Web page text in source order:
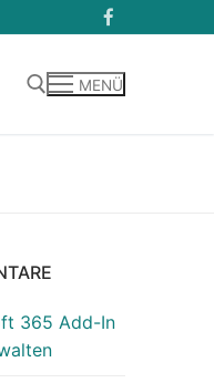
MENÜ
365 Add-In